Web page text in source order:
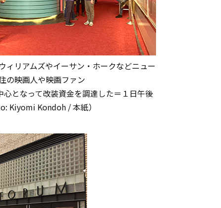
ィリアムズやイーサン・ホークなどニュー
の映画人や映画ファン
心となって改装資金を調達した＝１日午後
Kiyomi Kondoh / 本紙）